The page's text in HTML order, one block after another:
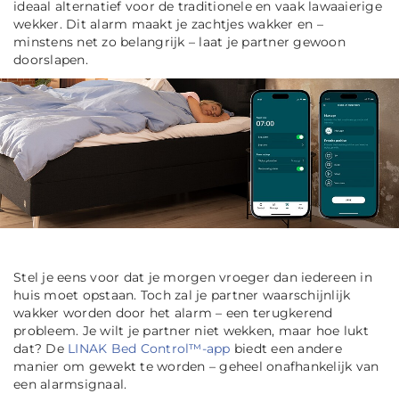
ideaal alternatief voor de traditionele en vaak lawaaierige
wekker. Dit alarm maakt je zachtjes wakker en –
minstens net zo belangrijk – laat je partner gewoon
doorslapen.
Stel je eens voor dat je morgen vroeger dan iedereen in
huis moet opstaan. Toch zal je partner waarschijnlijk
wakker worden door het alarm – een terugkerend
probleem. Je wilt je partner niet wekken, maar hoe lukt
dat? De LINAK Bed Control™-app biedt een andere
manier om gewekt te worden – geheel onafhankelijk van
een alarmsignaal.